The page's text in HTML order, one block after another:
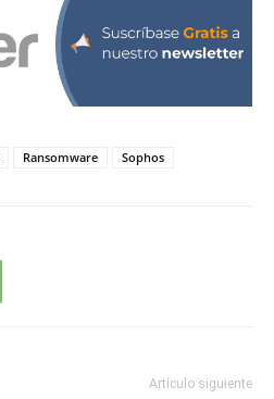
Ransomware Sophos
Artículo siguiente